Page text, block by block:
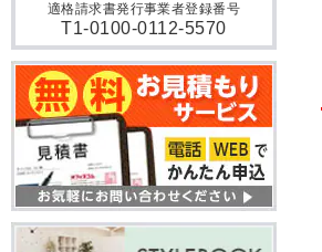
適格請求書発行事業者登録番号
T1-0100-0112-5570